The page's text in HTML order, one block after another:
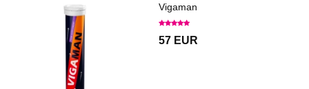
Vigaman
57 EUR